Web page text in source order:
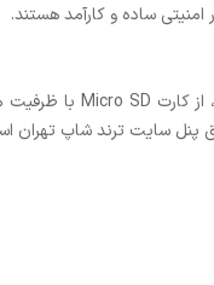
ساده و کارآمد هستند.
پنل سایت ترند شاپ تهران